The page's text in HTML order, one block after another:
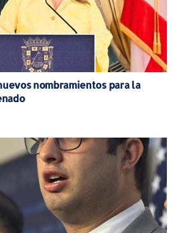
nombramientos para la